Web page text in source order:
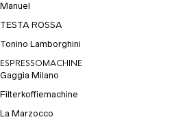
Manuel
TESTA ROSSA
Tonino Lamborghini
ESPRESSOMACHINE
Gaggia Milano
Filterkoffiemachine
La Marzocco